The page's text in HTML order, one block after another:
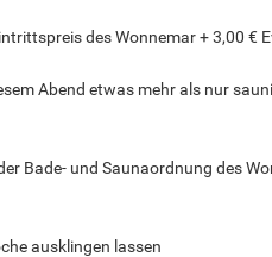
des Wonnemar + 3,00 €
Abend etwas mehr als nur
Bade- und Saunaordnung des
ausklingen lassen